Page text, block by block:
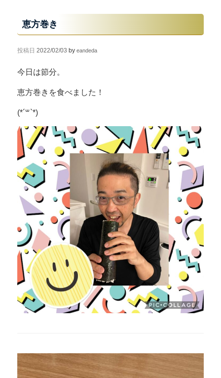
恵方巻き
投稿日 2022/02/03 by eandeda
今日は節分。
恵方巻きを食べました！
(*´꒳`*)